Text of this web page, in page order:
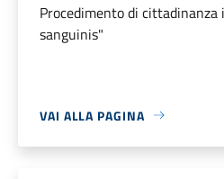
Procedimento di
sanguinis"
VAI ALLA PAGINA